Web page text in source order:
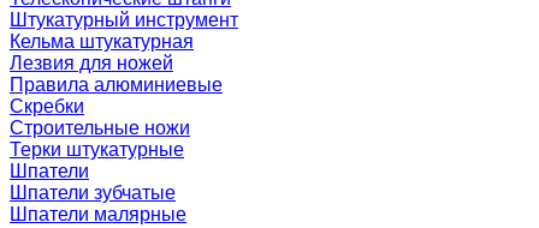
Штукатурный инструмент
Кельма штукатурная
Лезвия для ножей
Правила алюминиевые
Скребки
Строительные ножи
Терки штукатурные
Шпатели
Шпатели зубчатые
Шпатели малярные